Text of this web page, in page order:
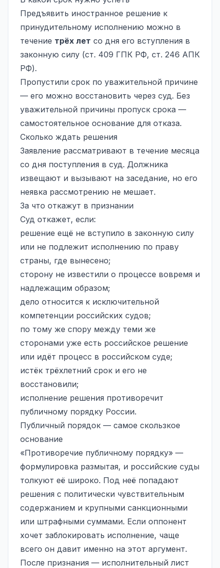
Предъявить иностранное решение к
принудительному исполнению можно в
течение трёх лет со дня его вступления в
законную силу (ст. 409 ГПК РФ, ст. 246 АПК
РФ).
Пропустили срок по уважительной причине
— его можно восстановить через суд. Без
уважительной причины пропуск срока —
самостоятельное основание для отказа.
Сколько ждать решения
Заявление рассматривают в течение месяца
со дня поступления в суд. Должника
извещают и вызывают на заседание, но его
неявка рассмотрению не мешает.
За что откажут в признании
Суд откажет, если:
решение ещё не вступило в законную силу
или не подлежит исполнению по праву
страны, где вынесено;
сторону не известили о процессе вовремя и
надлежащим образом;
дело относится к исключительной
компетенции российских судов;
по тому же спору между теми же
сторонами уже есть российское решение
или идёт процесс в российском суде;
истёк трёхлетний срок и его не
восстановили;
исполнение решения противоречит
публичному порядку России.
Публичный порядок — самое скользкое
основание
«Противоречие публичному порядку» —
формулировка размытая, и российские суды
толкуют её широко. Под неё попадают
решения с политически чувствительным
содержанием и крупными санкционными
или штрафными суммами. Если оппонент
хочет заблокировать исполнение, чаще
всего он давит именно на этот аргумент.
После признания — исполнительный лист